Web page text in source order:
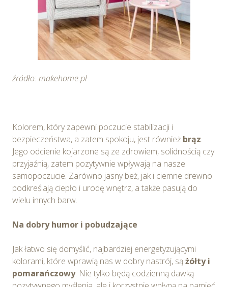
źródło: makehome.pl
Kolorem, który zapewni poczucie stabilizacji i
bezpieczeństwa, a zatem spokoju, jest również brąz.
Jego odcienie kojarzone są ze zdrowiem, solidnością czy
przyjaźnią, zatem pozytywnie wpływają na nasze
samopoczucie. Zarówno jasny beż, jak i ciemne drewno
podkreślają ciepło i urodę wnętrz, a także pasują do
wielu innych barw.
Na dobry humor i pobudzające
Jak łatwo się domyślić, najbardziej energetyzującymi
kolorami, które wprawią nas w dobry nastrój, sążółty i
pomarańczowy. Nie tylko będą codzienną dawką